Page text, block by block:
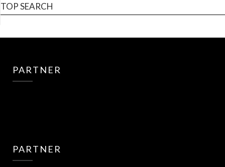
TOP SEARCH
PARTNER
PARTNER